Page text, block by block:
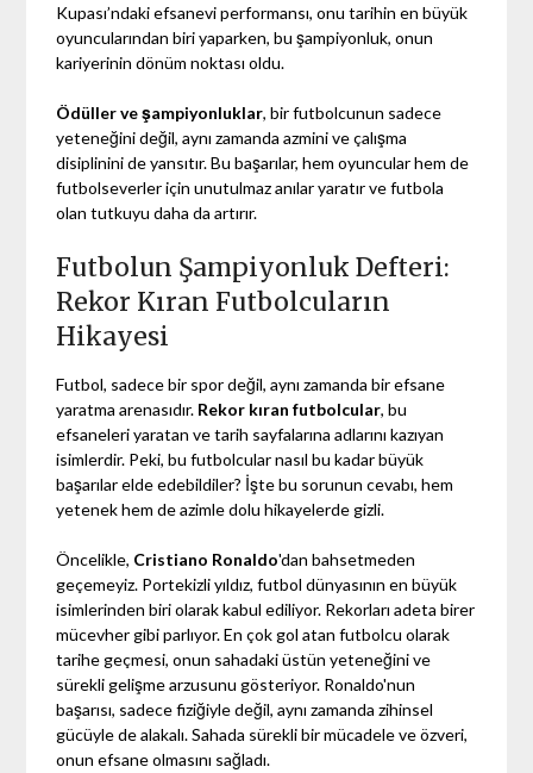
Kupası’ndaki efsanevi performansı, onu tarihin en büyük
oyuncularından biri yaparken, bu şampiyonluk, onun
kariyerinin dönüm noktası oldu.
Ödüller ve şampiyonluklar, bir futbolcunun sadece
yeteneğini değil, aynı zamanda azmini ve çalışma
disiplinini de yansıtır. Bu başarılar, hem oyuncular hem de
futbolseverler için unutulmaz anılar yaratır ve futbola
olan tutkuyu daha da artırır.
Futbolun Şampiyonluk Defteri:
Rekor Kıran Futbolcuların
Hikayesi
Futbol, sadece bir spor değil, aynı zamanda bir efsane
yaratma arenasıdır. Rekor kıran futbolcular, bu
efsaneleri yaratan ve tarih sayfalarına adlarını kazıyan
isimlerdir. Peki, bu futbolcular nasıl bu kadar büyük
başarılar elde edebildiler? İşte bu sorunun cevabı, hem
yetenek hem de azimle dolu hikayelerde gizli.
Öncelikle, Cristiano Ronaldo'dan bahsetmeden
geçemeyiz. Portekizli yıldız, futbol dünyasının en büyük
isimlerinden biri olarak kabul ediliyor. Rekorları adeta birer
mücevher gibi parlıyor. En çok gol atan futbolcu olarak
tarihe geçmesi, onun sahadaki üstün yeteneğini ve
sürekli gelişme arzusunu gösteriyor. Ronaldo'nun
başarısı, sadece fiziğiyle değil, aynı zamanda zihinsel
gücüyle de alakalı. Sahada sürekli bir mücadele ve özveri,
onun efsane olmasını sağladı.